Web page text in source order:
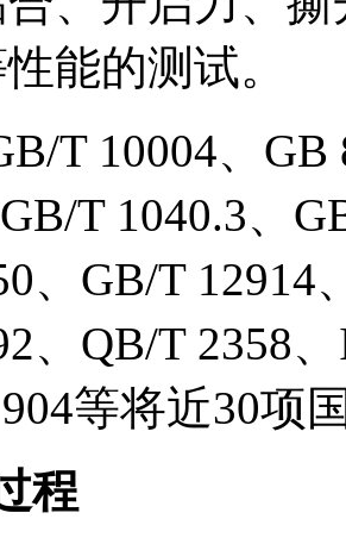
能的测试。
T 10004、
T 1040.3、
、GB/T 12914
、QB/T 2358
等将近30项
程